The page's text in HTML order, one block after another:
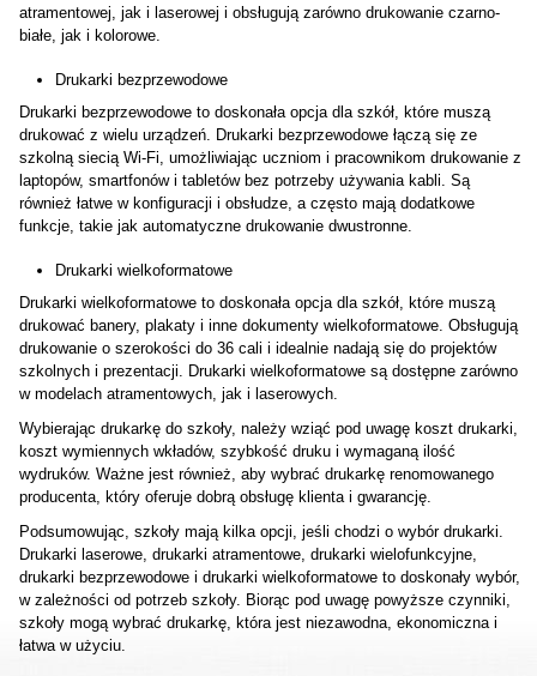
atramentowej, jak i laserowej i obsługują zarówno drukowanie czarno-
białe, jak i kolorowe.
Drukarki bezprzewodowe
Drukarki bezprzewodowe to doskonała opcja dla szkół, które muszą
drukować z wielu urządzeń. Drukarki bezprzewodowe łączą się ze
szkolną siecią Wi-Fi, umożliwiając uczniom i pracownikom drukowanie z
laptopów, smartfonów i tabletów bez potrzeby używania kabli. Są
również łatwe w konfiguracji i obsłudze, a często mają dodatkowe
funkcje, takie jak automatyczne drukowanie dwustronne.
Drukarki wielkoformatowe
Drukarki wielkoformatowe to doskonała opcja dla szkół, które muszą
drukować banery, plakaty i inne dokumenty wielkoformatowe. Obsługują
drukowanie o szerokości do 36 cali i idealnie nadają się do projektów
szkolnych i prezentacji. Drukarki wielkoformatowe są dostępne zarówno
w modelach atramentowych, jak i laserowych.
Wybierając drukarkę do szkoły, należy wziąć pod uwagę koszt drukarki,
koszt wymiennych wkładów, szybkość druku i wymaganą ilość
wydruków. Ważne jest również, aby wybrać drukarkę renomowanego
producenta, który oferuje dobrą obsługę klienta i gwarancję.
Podsumowując, szkoły mają kilka opcji, jeśli chodzi o wybór drukarki.
Drukarki laserowe, drukarki atramentowe, drukarki wielofunkcyjne,
drukarki bezprzewodowe i drukarki wielkoformatowe to doskonały wybór,
w zależności od potrzeb szkoły. Biorąc pod uwagę powyższe czynniki,
szkoły mogą wybrać drukarkę, która jest niezawodna, ekonomiczna i
łatwa w użyciu.